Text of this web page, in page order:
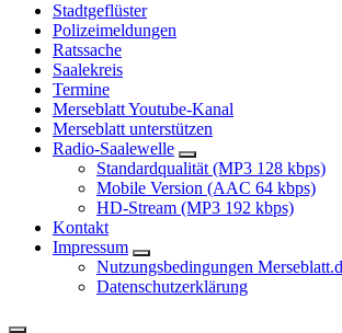
Stadtgeflüster
Polizeimeldungen
Ratssache
Saalekreis
Termine
Merseblatt Youtube-Kanal
Merseblatt unterstützen
Radio-Saalewelle
Standardqualität (MP3 128 kbps)
Mobile Version (AAC 64 kbps)
HD-Stream (MP3 192 kbps)
Kontakt
Impressum
Nutzungsbedingungen
Datenschutzerklärung